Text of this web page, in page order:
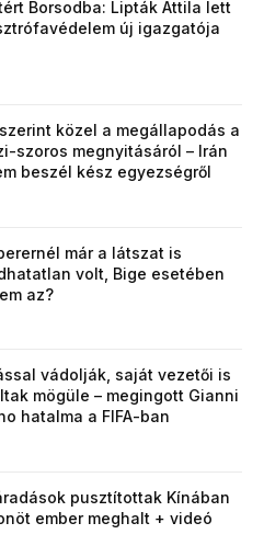
Borsodba: Lipták Attila lett
új igazgatója
közel a megállapodás a
szoros megnyitásáról – Irán
beszél kész egyezségről
már a látszat is
volt, Bige esetében
az?
vádolják, saját vezetői is
mögüle – megingott Gianni
hatalma a FIFA-ban
pusztítottak Kínában
ember meghalt + videó